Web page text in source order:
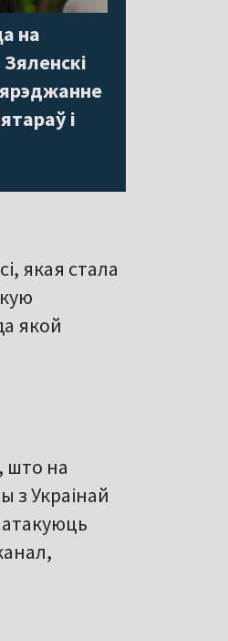
на
і
якая стала
якой
, што на
з Украінай